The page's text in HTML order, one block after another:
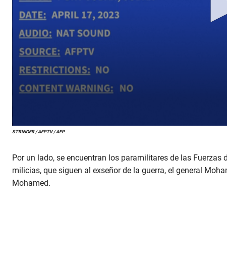
STRINGER / AFPTV / AFP
Por un lado, se encuentran los paramilitares de las
milicias, que siguen al exseñor de la guerra, el general
Mohamed.